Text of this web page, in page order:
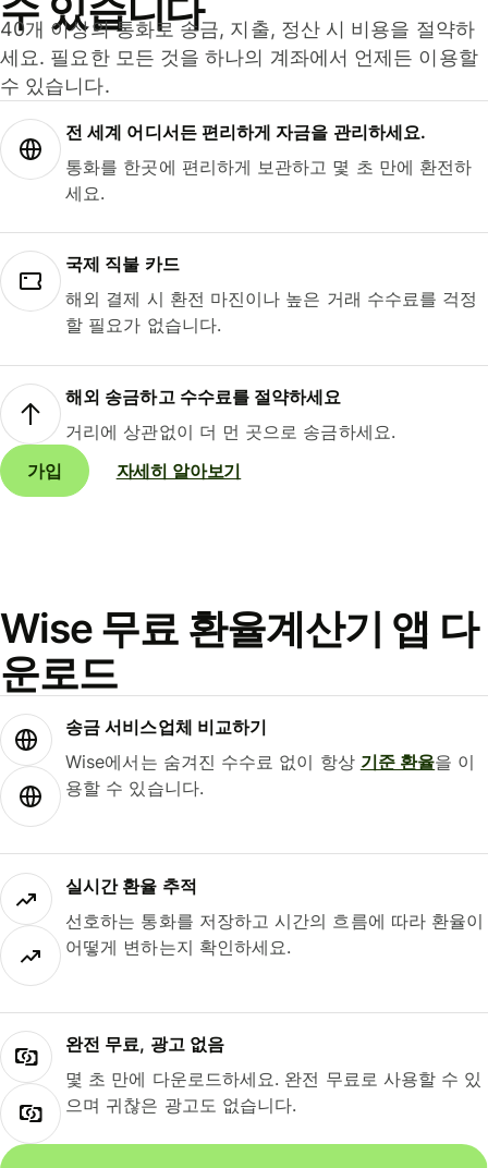
수 있습니다
40개 이상의 통화로 송금, 지출, 정산 시 비용을 절약하
세요. 필요한 모든 것을 하나의 계좌에서 언제든 이용할
수 있습니다.
전 세계 어디서든 편리하게 자금을 관리하세요.
통화를 한곳에 편리하게 보관하고 몇 초 만에 환전하
세요.
국제 직불 카드
해외 결제 시 환전 마진이나 높은 거래 수수료를 걱정
할 필요가 없습니다.
해외 송금하고 수수료를 절약하세요
거리에 상관없이 더 먼 곳으로 송금하세요.
가입
자세히 알아보기
Wise 무료 환율계산기 앱 다
운로드
송금 서비스업체 비교하기
Wise에서는 숨겨진 수수료 없이 항상 기준 환율을 이
용할 수 있습니다.
실시간 환율 추적
선호하는 통화를 저장하고 시간의 흐름에 따라 환율이
어떻게 변하는지 확인하세요.
완전 무료, 광고 없음
몇 초 만에 다운로드하세요. 완전 무료로 사용할 수 있
으며 귀찮은 광고도 없습니다.